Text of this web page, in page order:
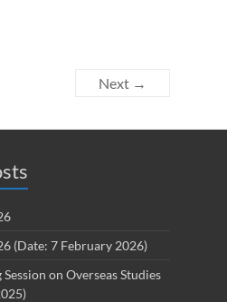
Next →
(Date: 7 February 2026)
on Overseas Studies